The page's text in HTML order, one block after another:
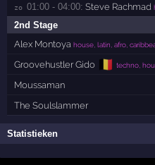
zo 01:00 - 04:00: Steve Rachmad
2nd Stage
Alex Montoya house, latin, afro,
Groovehustler Gido 🇧🇪 techno,
Moussaman
The Soulslammer
Statistieken